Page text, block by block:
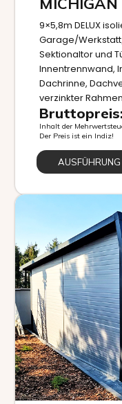
9×5,8m DELUX
Garage/
Sektionaltor und
Innentrennwand,
Dachrinne,
verzinkter Rahmen
Bruttopreis:
Inhalt der
Der Preis ist ein Indiz!